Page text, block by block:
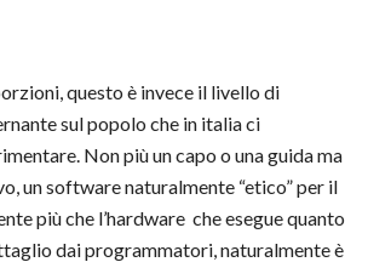
questo è invece il livello di
sul popolo che in italia ci
Non più un capo o una guida ma
un software naturalmente “etico” per il
più che l’hardware che esegue quanto
dai programmatori, naturalmente è